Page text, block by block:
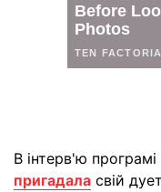
В інтерв'ю
пригадала свій